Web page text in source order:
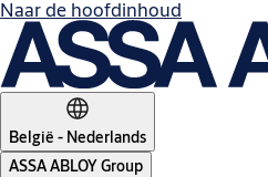
Naar de hoofdinhoud
België - Nederlands
ASSA ABLOY Group